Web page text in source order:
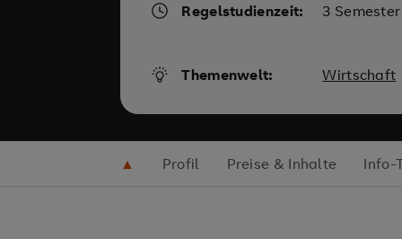
Regelstudienzeit:
3 Semester
Themenwelt:
Wirtschaft
▲ Profil Preise & Inhalte Info-